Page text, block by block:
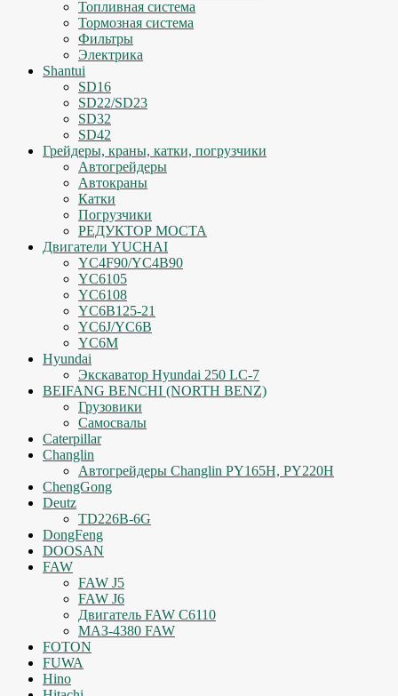
Топливная система
Тормозная система
Фильтры
Электрика
Shantui
SD16
SD22/SD23
SD32
SD42
Грейдеры, краны, катки, погрузчики
Автогрейдеры
Автокраны
Катки
Погрузчики
РЕДУКТОР МОСТА
Двигатели YUCHAI
YC4F90/YC4B90
YC6105
YC6108
YC6B125-21
YC6J/YC6B
YC6M
Hyundai
Экскаватор Hyundai 250 LC-7
BEIFANG BENCHI (NORTH BENZ)
Грузовики
Самосвалы
Caterpillar
Changlin
Автогрейдеры Changlin PY165H, PY220H
ChengGong
Deutz
TD226B-6G
DongFeng
DOOSAN
FAW
FAW J5
FAW J6
Двигатель FAW C6110
МАЗ-4380 FAW
FOTON
FUWA
Hino